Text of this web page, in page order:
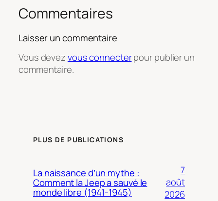
Commentaires
Laisser un commentaire
Vous devezvous connecterpour publier un
commentaire.
PLUS DE PUBLICATIONS
La naissance d’un mythe :
Comment la Jeep a sauvé le
monde libre (1941-1945)
7
août
2026